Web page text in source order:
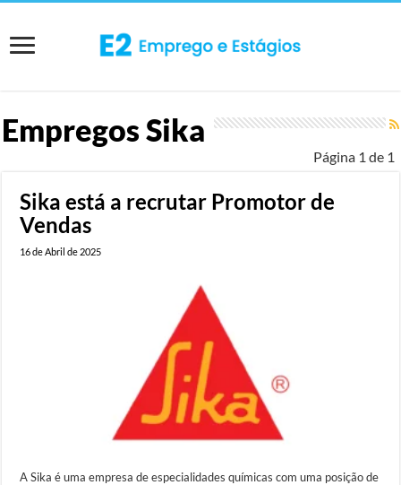
EmpregosSika
Página 1 de 1
Sika está a recrutar Promotor de
Vendas
16 de Abril de 2025
A Sika é uma empresa de especialidades químicas com uma posição de